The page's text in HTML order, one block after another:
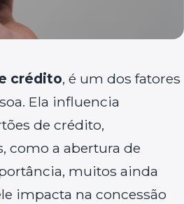
crédito, é um dos fatores
Ela influencia
de crédito,
como a abertura de
muitos ainda
impacta na concessão